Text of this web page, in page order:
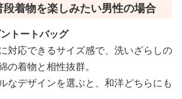
段着物を楽しみたい男性の場合
トートバッグ
対応できるサイズ感で、洗いざらしの
の着物と相性抜群。
なデザインを選ぶと、和洋どちらにも